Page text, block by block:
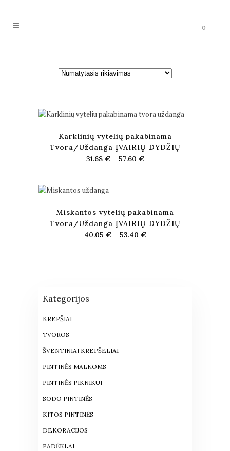
0
Karklinių vytelių pakabinama
Tvora/Uždanga ĮVAIRIŲ DYDŽIŲ
31.68 €– 57.60 €
Miskantos vytelių pakabinama
Tvora/Uždanga ĮVAIRIŲ DYDŽIŲ
40.05 €– 53.40 €
Kategorijos
KREPŠIAI
TVOROS
ŠVENTINIAI KREPŠELIAI
PINTINĖS MALKOMS
PINTINĖS PIKNIKUI
SODO PINTINĖS
KITOS PINTINĖS
DEKORACIJOS
PADĖKLAI